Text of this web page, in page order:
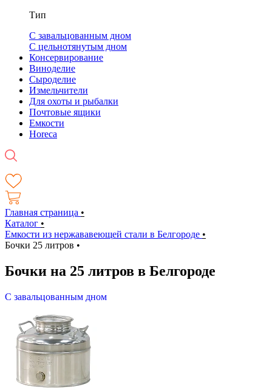
Тип
С завальцованным дном
С цельнотянутым дном
Консервирование
Виноделие
Сыроделие
Измельчители
Для охоты и рыбалки
Почтовые ящики
Емкости
Horeca
Главная страница •
Каталог •
Емкости из нержававеющей стали в Белгороде •
Бочки 25 литров •
Бочки на 25 литров в Белгороде
С завальцованным дном